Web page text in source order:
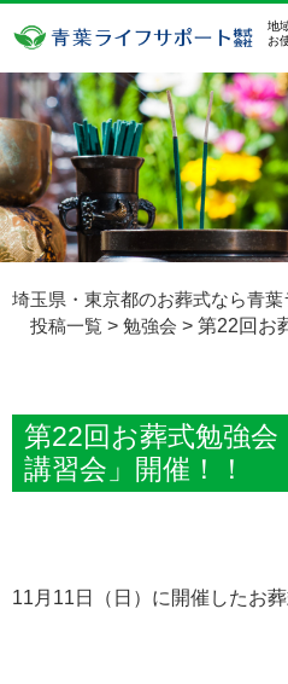
地
お
埼玉県・東京都のお葬式なら青
投稿一覧 > 勉強会 > 第22回お
第22回お葬式勉強
講習会」開催！！
11月11日（日）に開催したお